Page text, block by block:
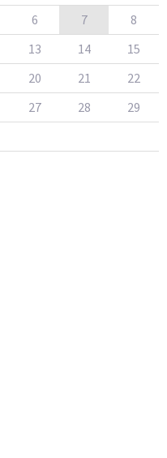
6 7
8
13 14
15
20 21
22
27 28
29